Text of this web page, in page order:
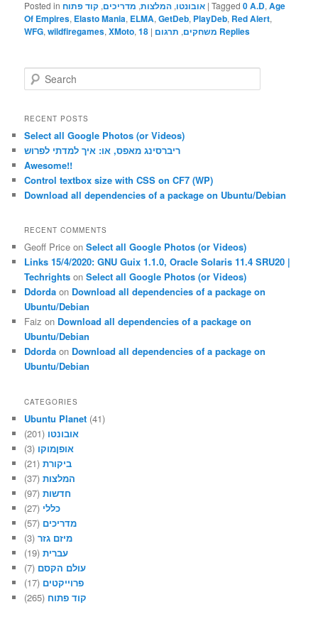
Posted in אובונטו, המלצות, מדריכים, קוד פתוח |Tagged 0 A.D,Age
Of Empires, Elasto Mania, ELMA,GetDeb, PlayDeb, Red Alert,
WFG,wildfiregames,XMoto, משחקים, תרגום |
18 Replies
e
r
h
RECENT POSTS
Select all Google Photos (or Videos)
ריברסינג מאפס, או: איך למדתי לפרוש
Awesome!!
Control textbox size with CSS on CF7 (WP)
Download all dependencies of a package on Ubuntu/Debian
RECENT COMMENTS
Geoff Price onSelect all Google Photos (or Videos)
Links 15/4/2020: GNU Guix 1.1.0, Oracle Solaris 11.4 SRU20 |
Techrights onSelect all Google Photos (or Videos)
Ddorda on Download all dependencies of a package on
Ubuntu/Debian
Faiz on Download all dependencies of a package on
Ubuntu/Debian
Ddorda on Download all dependencies of a package on
Ubuntu/Debian
CATEGORIES
Ubuntu Planet (41)
אובונטו (201)
אופןמוקו (3)
ביקורת(21)
המלצות(37)
חדשות(97)
כללי (27)
מדריכים (57)
מיזם גזר(3)
עברית(19)
עולם הקסם (7)
פרוייקטים (17)
קוד פתוח (265)